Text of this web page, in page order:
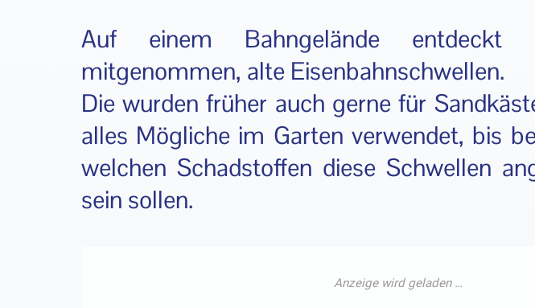
Auf einem Bahngelände
mitgenommen, alte Eisenbahnschwellen.
Die wurden früher auch gerne für
alles Mögliche im Garten verwendet, bis
welchen Schadstoffen diese Schwellen
sein sollen.